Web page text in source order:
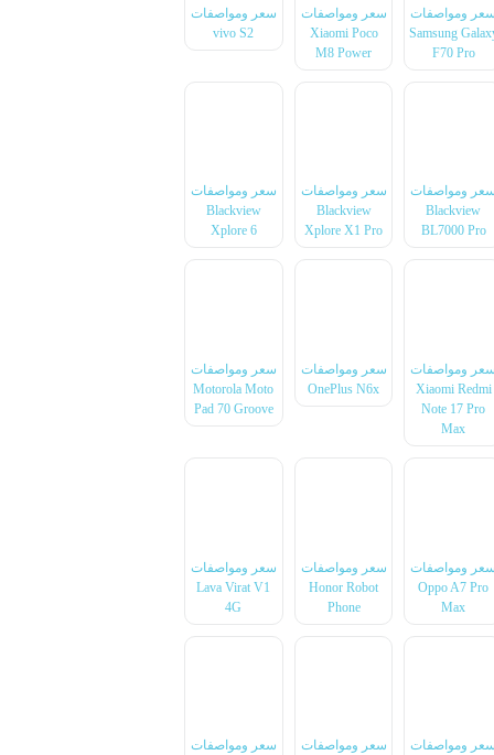
سعر ومواصفات
Samsung
F70 Pro
سعر ومواصفات
Xiaomi Poco
M8 Power
سعر ومواصفات
vivo S2
سعر ومواصفات
Blackview
BL7000 Pro
سعر ومواصفات
Blackview
Xplore X1 Pro
سعر ومواصفات
Blackview
Xplore 6
سعر ومواصفات
Xiaomi Redmi
Note 17 Pro
Max
سعر ومواصفات
OnePlus N6x
سعر ومواصفات
Motorola Moto
Pad 70 Groove
سعر ومواصفات
Oppo A7 Pro
Max
سعر ومواصفات
Honor Robot
Phone
سعر ومواصفات
Lava Virat V1
4G
سعر ومواصفات
سعر ومواصفات
سعر ومواصفات